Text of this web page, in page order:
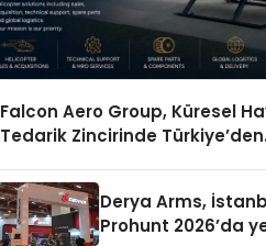
Falcon Aero Group, Küresel
Tedarik Zincirinde Türkiye’den
Derya Arms,
Prohunt 2026’da